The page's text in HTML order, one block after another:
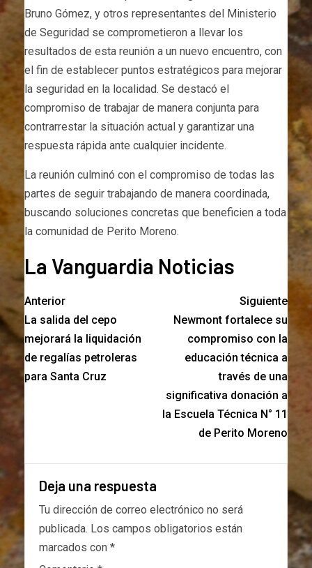
Bruno Gómez, y otros representantes del Ministerio
de Seguridad se comprometieron a llevar los
resultados de esta reunión a un nuevo encuentro, con
el fin de establecer puntos estratégicos para mejorar
la seguridad en la localidad. Se destacó el
compromiso de trabajar de manera conjunta para
contrarrestar la situación actual y garantizar una
respuesta rápida ante cualquier incidente.
La reunión culminó con el compromiso de todas las
partes de seguir trabajando de manera coordinada,
buscando soluciones concretas que beneficien a toda
la comunidad de Perito Moreno.
La Vanguardia Noticias
Anterior
La salida del cepo
mejorará la liquidación
de regalías petroleras
para Santa Cruz
Siguiente
Newmont fortalece su
compromiso con la
educación técnica a
través de una
significativa donación a
la Escuela Técnica N° 11
de Perito Moreno
Deja una respuesta
Tu dirección de correo electrónico no será
publicada. Los campos obligatorios están
marcados con *